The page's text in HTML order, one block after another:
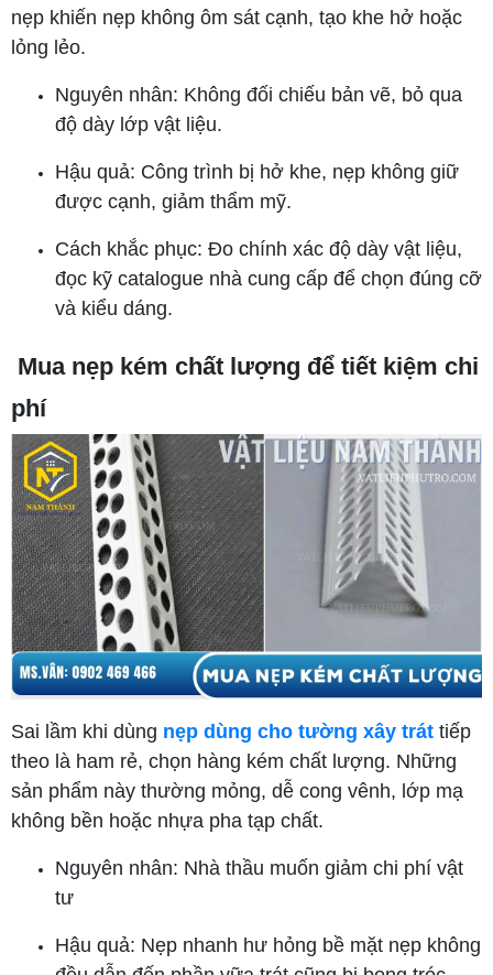
nẹp khiến nẹp không ôm sát cạnh, tạo khe hở hoặc
lỏng lẻo.
Nguyên nhân: Không đối chiếu bản vẽ, bỏ qua
độ dày lớp vật liệu.
Hậu quả: Công trình bị hở khe, nẹp không giữ
được cạnh, giảm thẩm mỹ.
Cách khắc phục: Đo chính xác độ dày vật liệu,
đọc kỹ catalogue nhà cung cấp để chọn đúng cỡ
và kiểu dáng.
Mua nẹp kém chất lượng để tiết kiệm chi
phí
Sai lầm khi dùng nẹp dùng cho tường xây trát tiếp
theo là ham rẻ, chọn hàng kém chất lượng. Những
sản phẩm này thường mỏng, dễ cong vênh, lớp mạ
không bền hoặc nhựa pha tạp chất.
Nguyên nhân: Nhà thầu muốn giảm chi phí vật
tư
Hậu quả: Nẹp nhanh hư hỏng bề mặt nẹp không